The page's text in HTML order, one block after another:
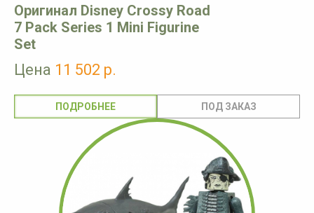
Оригинал Disney Crossy Road
7 Pack Series 1 Mini Figurine
Set
Цена 11 502 р.
ПОДРОБНЕЕ